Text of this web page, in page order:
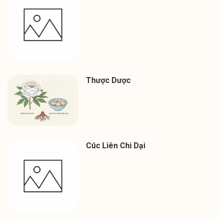
Thược Dược
Cúc Liên Chi Dại